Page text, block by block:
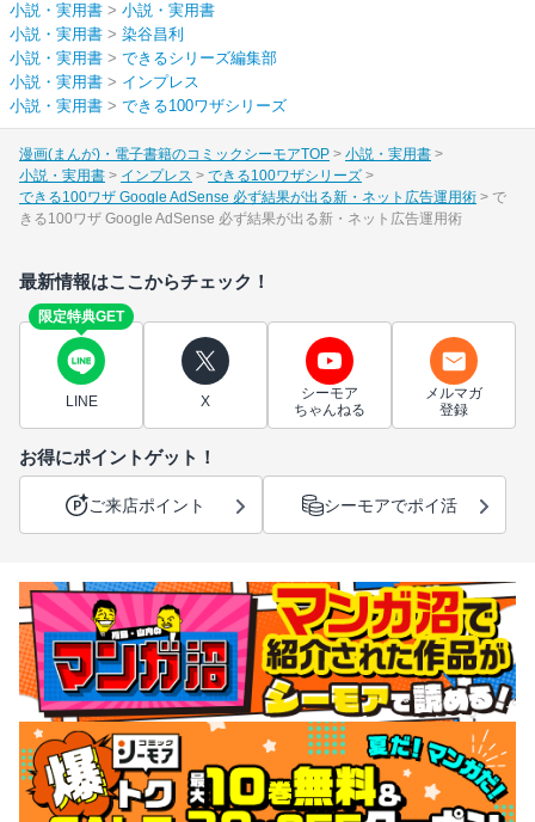
小説・実用書 > 小説・実用書
小説・実用書 > 染谷昌利
小説・実用書 > できるシリーズ編集部
小説・実用書 > インプレス
小説・実用書 > できる100ワザシリーズ
漫画(まんが)・電子書籍のコミックシーモアTOP
小説・実用書
小説・実用書
インプレス
できる100ワザシリーズ
できる100ワザ Google AdSense 必ず結果が出る新・ネット広告運用術
で
きる100ワザ Google AdSense 必ず結果が出る新・ネット広告運用術
最新情報はここからチェック！
限定特典GET
LINE X
シーモア
ちゃんねる
メルマガ
登録
お得にポイントゲット！
ご来店ポイント シーモアでポイ活